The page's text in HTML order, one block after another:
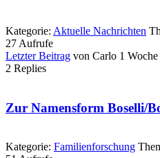
Kategorie: Aktuelle Nachrichten
27 Aufrufe
Letzter Beitrag von Carlo 1
2 Replies
Zur Namensform Boselli/
Kategorie: Familienforschung